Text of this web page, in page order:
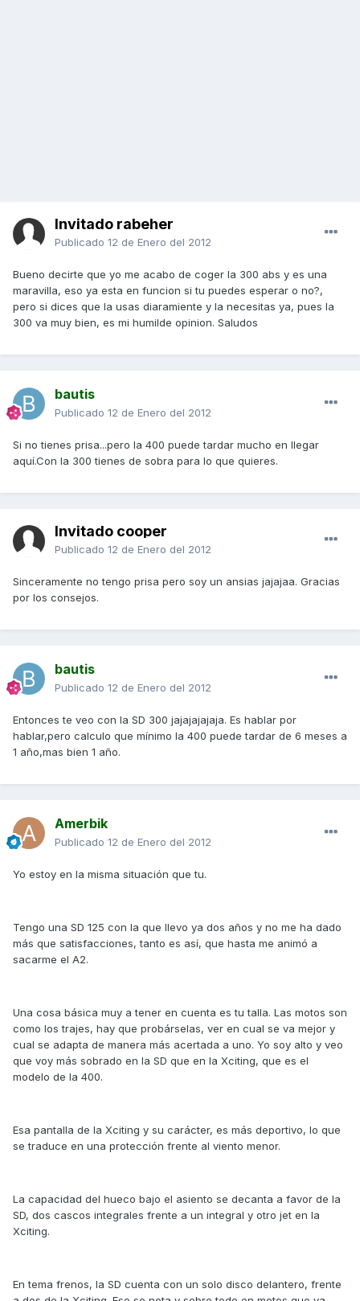
Invitado rabeher
Publicado 12 de Enero del 2012
Bueno decirte que yo me acabo de coger la 300 abs y es una
maravilla, eso ya esta en funcion si tu puedes esperar o no?,
pero si dices que la usas diaramiente y la necesitas ya, pues la
300 va muy bien, es mi humilde opinion. Saludos
bautis
Publicado 12 de Enero del 2012
Si no tienes prisa...pero la 400 puede tardar mucho en llegar
aquí.Con la 300 tienes de sobra para lo que quieres.
Invitado cooper
Publicado 12 de Enero del 2012
Sinceramente no tengo prisa pero soy un ansias jajajaa. Gracias
por los consejos.
bautis
Publicado 12 de Enero del 2012
Entonces te veo con la SD 300 jajajajajaja. Es hablar por
hablar,pero calculo que mínimo la 400 puede tardar de 6 meses a
1 año,mas bien 1 año.
Amerbik
Publicado 12 de Enero del 2012
Yo estoy en la misma situación que tu.
Tengo una SD 125 con la que llevo ya dos años y no me ha dado
más que satisfacciones, tanto es así, que hasta me animó a
sacarme el A2.
Una cosa básica muy a tener en cuenta es tu talla. Las motos son
como los trajes, hay que probárselas, ver en cual se va mejor y
cual se adapta de manera más acertada a uno. Yo soy alto y veo
que voy más sobrado en la SD que en la Xciting, que es el
modelo de la 400.
Esa pantalla de la Xciting y su carácter, es más deportivo, lo que
se traduce en una protección frente al viento menor.
La capacidad del hueco bajo el asiento se decanta a favor de la
SD, dos cascos integrales frente a un integral y otro jet en la
Xciting.
En tema frenos, la SD cuenta con un solo disco delantero, frente